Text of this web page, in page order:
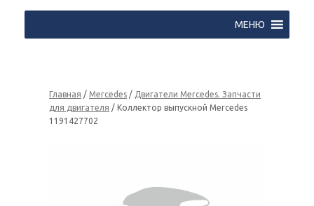
МЕНЮ
Главная / Mercedes / Двигатели Mercedes. Запчасти
для двигателя / Коллектор выпускной Mercedes
1191427702